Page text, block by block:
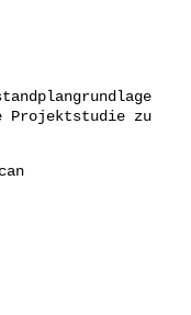
Projektstudie zu